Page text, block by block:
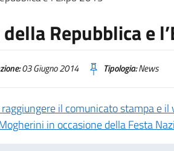
della Repubblica e
03 Giugno 2014 Tipologia:News
raggiungere il comunicato stampa e
in occasione della Festa